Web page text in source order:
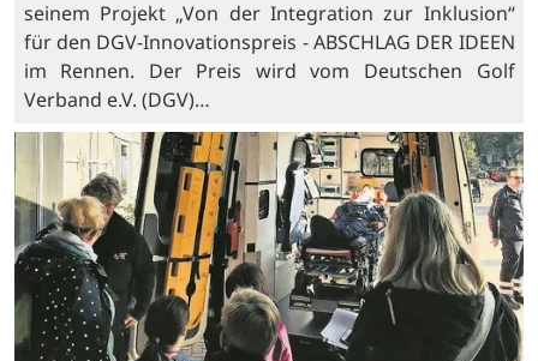
seinem Projekt „Von der Integration zur Inklusion“
für den DGV-Innovationspreis - ABSCHLAG DER IDEEN
im Rennen. Der Preis wird vom Deutschen Golf
Verband e.V. (DGV)…